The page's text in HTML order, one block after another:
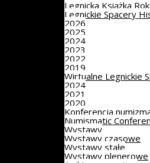
Legnicka Książka
Legnickie Spacery
2026
2025
2024
2023
2022
2019
Wirtualne Legnickie
2024
2021
2020
Konferencja
Numismatic
Wystawy
Wystawy czasowe
Wystawy stałe
Wystawy plenerowe